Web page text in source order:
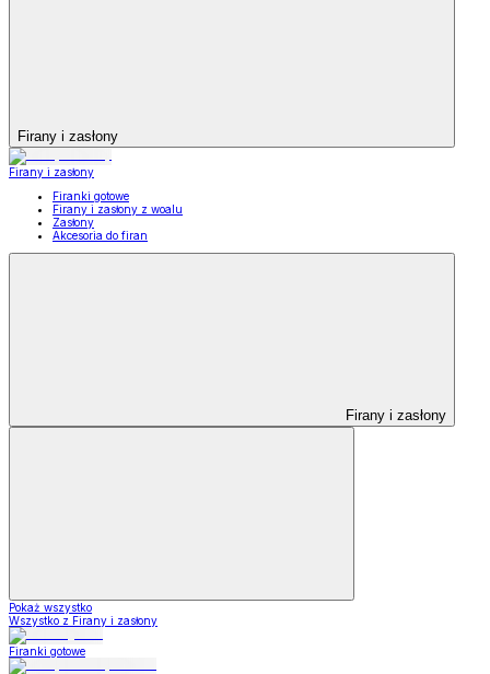
Firany i zasłony
Firany i zasłony
Firanki gotowe
Firany i zasłony z woalu
Zasłony
Akcesoria do firan
Firany i zasłony
Pokaż wszystko
Wszystko z Firany i zasłony
Firanki gotowe